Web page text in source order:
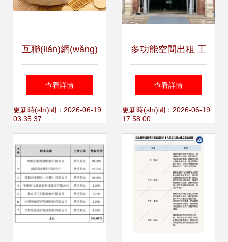
互聯(lián)網(wǎng)
保險(xiǎn)新規
(guī)出臺(tái) 線上
(tǒng)一，"持證上
崗"成行業(yè)底線
查看詳情
更新時(shí)間：2026-06-19
03:35:37
多功能空間出租 工
廠、培訓(xùn)班、
超市及保險(xiǎn)
代理銷售的理想選
擇
查看詳情
更新時(shí)間：2026-06-19
17:58:00